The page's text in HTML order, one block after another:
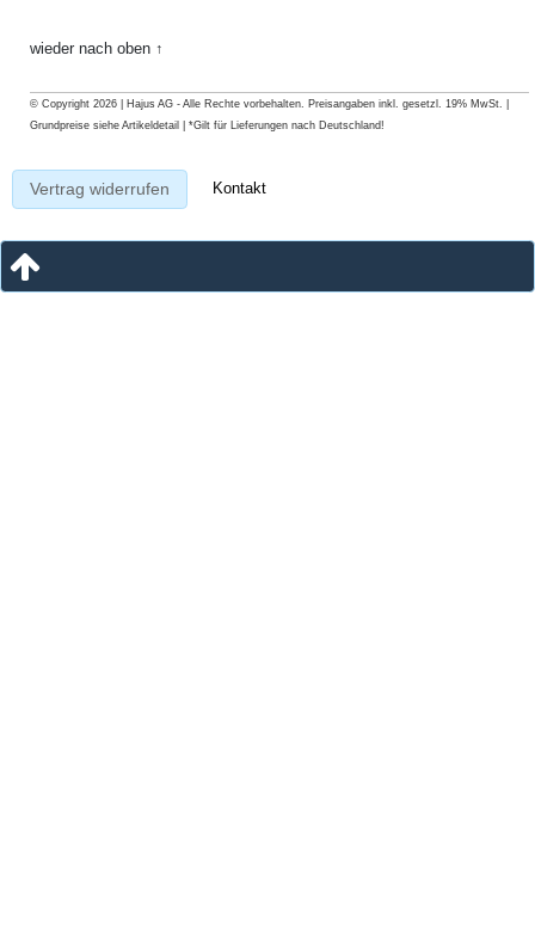
wieder nach oben ↑
© Copyright 2026 | Hajus AG - Alle Rechte vorbehalten. Preisangaben inkl. gesetzl. 19% MwSt. |
Grundpreise siehe Artikeldetail | *Gilt für Lieferungen nach Deutschland!
Vertrag widerrufen Kontakt